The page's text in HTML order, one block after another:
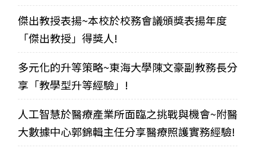
傑出教授表揚~本校於校務會議頒獎表揚年度
「傑出教授」得獎人!
多元化的升等策略~東海大學陳文豪副教務長分
享「教學型升等經驗」!
人工智慧於醫療產業所面臨之挑戰與機會~附醫
大數據中心郭錦輯主任分享醫療照護實務經驗!